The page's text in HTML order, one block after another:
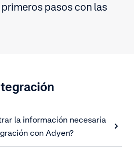
pasos con las
la información necesaria
con Adyen?